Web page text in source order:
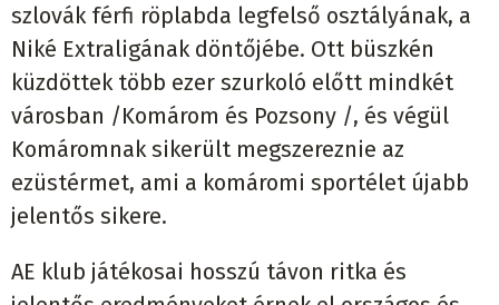
szlovák férfi röplabda legfelső osztályának, a
Niké Extraligának döntőjébe. Ott büszkén
küzdöttek több ezer szurkoló előtt mindkét
városban /Komárom és Pozsony /, és végül
Komáromnak sikerült megszereznie az
ezüstérmet, ami a komáromi sportélet újabb
jelentős sikere.
AE klub játékosai hosszú távon ritka és